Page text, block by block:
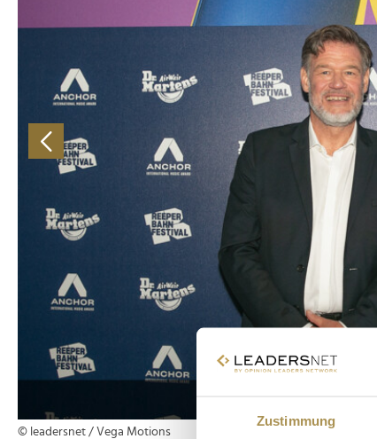
Zustimmung
© leadersnet / Vega Motions